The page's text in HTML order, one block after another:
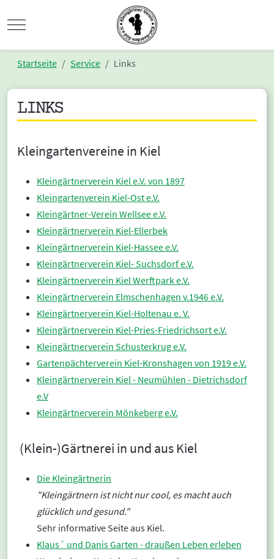
Mobile Menu Toggle
Startseite Service Links
LINKS
Kleingartenvereine in Kiel
Kleingärtnerverein Kiel e.V. von 1897
Kleingartenverein Kiel-Ost e.V.
Kleingärtner-Verein Wellsee e.V.
Kleingärtnerverein Kiel-Ellerbek
Kleingärtnerverein Kiel-Hassee e.V.
Kleingärtnerverein Kiel- Suchsdorf e.V.
Kleingärtnerverein Kiel Werftpark e.V.
Kleingärtnerverein Elmschenhagen v.1946 e.V.
Kleingärtnerverein Kiel-Holtenau e. V.
Kleingärtnerverein Kiel-Pries-Friedrichsort e.V.
Kleingärtnerverein Schusterkrug e.V.
Gartenpächterverein Kiel-Kronshagen von 1919 e.V.
Kleingärtnerverein Kiel - Neumühlen - Dietrichsdorf
e.V
Kleingärtnerverein Mönkeberg e.V.
(Klein-)Gärtnerei in und aus Kiel
Die Kleingärtnerin
"Kleingärtnern ist nicht nur cool, es macht auch
glücklich und gesund."
Sehr informative Seite aus Kiel.
Klaus´ und Danis Garten - draußen Leben erleben